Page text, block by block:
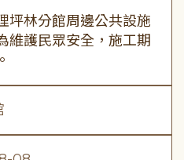
坪林分館周邊公共設施
維護民眾安全，施工期